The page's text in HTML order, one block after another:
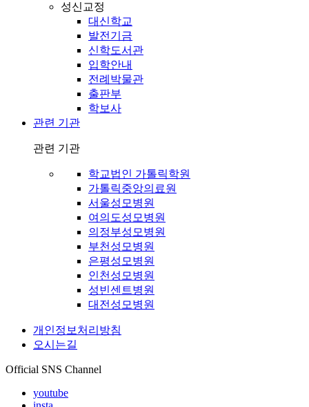
성신교정
대신학교
발전기금
신학도서관
입학안내
전례박물관
출판부
학보사
관련 기관
관련 기관
학교법인 가톨릭학원
가톨릭중앙의료원
서울성모병원
여의도성모병원
의정부성모병원
부천성모병원
은평성모병원
인천성모병원
성빈센트병원
대전성모병원
개인정보처리방침
오시는길
Official SNS Channel
youtube